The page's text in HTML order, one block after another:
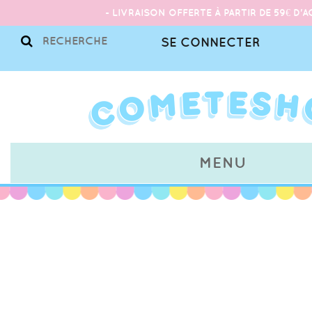
- LIVRAISON OFFERTE À PARTIR DE 59€
SE CONNECTER
MENU